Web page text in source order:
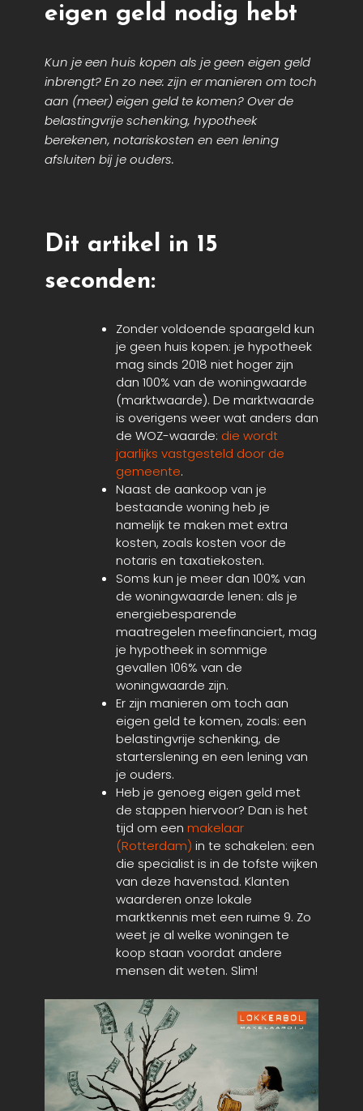
eigen geld nodig hebt
Kun je een huis kopen als je geen eigen geld
inbrengt? En zo nee: zijn er manieren om toch
aan (meer) eigen geld te komen? Over de
belastingvrije schenking, hypotheek
berekenen, notariskosten en een lening
afsluiten bij je ouders.
Dit artikel in 15
seconden:
Zonder voldoende spaargeld kun
je geen huis kopen: je hypotheek
mag sinds 2018 niet hoger zijn
dan 100% van de woningwaarde
(marktwaarde). De marktwaarde
is overigens weer wat anders dan
de WOZ-waarde: die wordt
jaarlijks vastgesteld door de
gemeente.
Naast de aankoop van je
bestaande woning heb je
namelijk te maken met extra
kosten, zoals kosten voor de
notaris en taxatiekosten.
Soms kun je meer dan 100% van
de woningwaarde lenen: als je
energiebesparende
maatregelen meefinanciert, mag
je hypotheek in sommige
gevallen 106% van de
woningwaarde zijn.
Er zijn manieren om toch aan
eigen geld te komen, zoals: een
belastingvrije schenking, de
starterslening en een lening van
je ouders.
Heb je genoeg eigen geld met
de stappen hiervoor? Dan is het
tijd om een makelaar
(Rotterdam) in te schakelen: een
die specialist is in de tofste wijken
van deze havenstad. Klanten
waarderen onze lokale
marktkennis met een ruime 9. Zo
weet je al welke woningen te
koop staan voordat andere
mensen dit weten. Slim!